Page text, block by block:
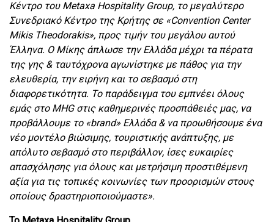
Κέντρο του Metaxa Hospitality Group, το μεγαλύτερο
Συνεδριακό Κέντρο της Κρήτης σε «Convention Center
Mikis Theodorakis», προς τιμήν του μεγάλου αυτού
Έλληνα. Ο Μίκης άπλωσε την Ελλάδα μέχρι τα πέρατα
της γης & ταυτόχρονα αγωνίστηκε με πάθος για την
ελευθερία, την ειρήνη και το σεβασμό στη
διαφορετικότητα. Το παράδειγμα του εμπνέει όλους
εμάς στο MHG στις καθημερινές προσπάθειές μας, να
προβάλλουμε το «brand» Ελλάδα & να προωθήσουμε ένα
νέο μοντέλο βιώσιμης, τουριστικής ανάπτυξης, με
απόλυτο σεβασμό στο περιβάλλον, ίσες ευκαιρίες
απασχόλησης για όλους και μετρήσιμη προστιθέμενη
αξία για τις τοπικές κοινωνίες των προορισμών στους
οποίους δραστηριοποιούμαστε».